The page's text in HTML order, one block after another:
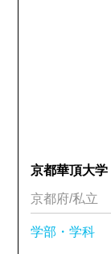
京都華頂大学
京都府/私立
学部・学科